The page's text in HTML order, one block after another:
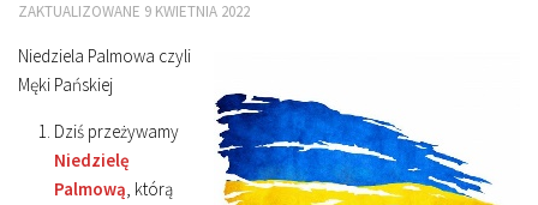
ZAKTUALIZOWANE 9 KWIETNIA 2022
Niedziela Palmowa czyli
Męki Pańskiej
Dziś przeżywamy
Niedzielę
Palmową, którą